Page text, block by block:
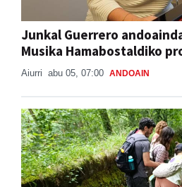
Junkal Guerrero
Musika Hamabostaldiko
Aiurri abu 05, 07:00 ANDOAIN